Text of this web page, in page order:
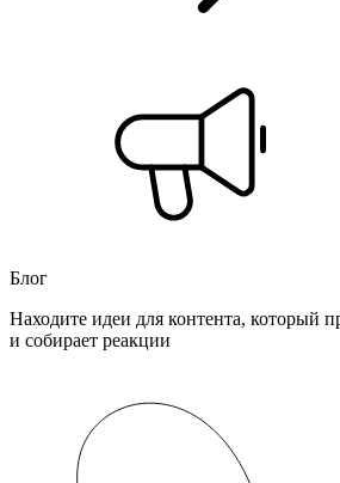
Блог
Находите идеи для контента, который
и собирает реакции